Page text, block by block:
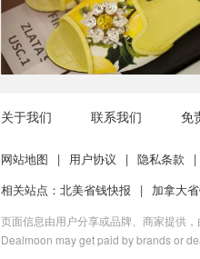
关于我们 联系我们 免
网站地图 | 用户协议 | 隐私条款 |
相关站点： 北美省钱快报 | 加拿大
页面信息由用户分享或品牌、商家提供
Dealmoon may get paid by brands or